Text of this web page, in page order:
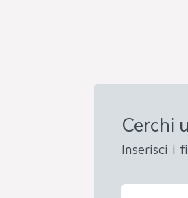
Cerchi
Inserisci i